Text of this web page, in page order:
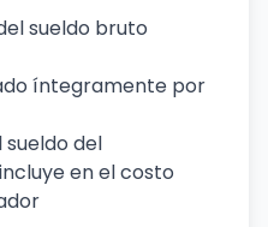
sueldo bruto
íntegramente por
sueldo del
en el costo